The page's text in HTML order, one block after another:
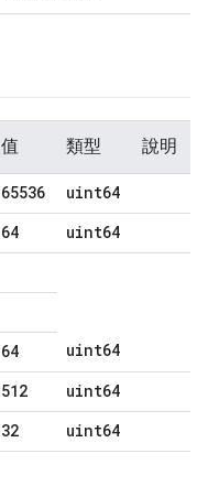
值 類型 說明
65536 uint64
64 uint64
64 uint64
512 uint64
32 uint64